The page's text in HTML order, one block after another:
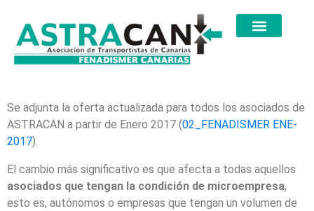
Se adjunta la oferta actualizada para todos los asociados de
ASTRACAN a partir de Enero 2017 (02_FENADISMER ENE-
2017).
El cambio más significativo es que afecta a todas aquellos
asociados que tengan la condición de microempresa,
esto es, autónomos o empresas que tengan un volumen de